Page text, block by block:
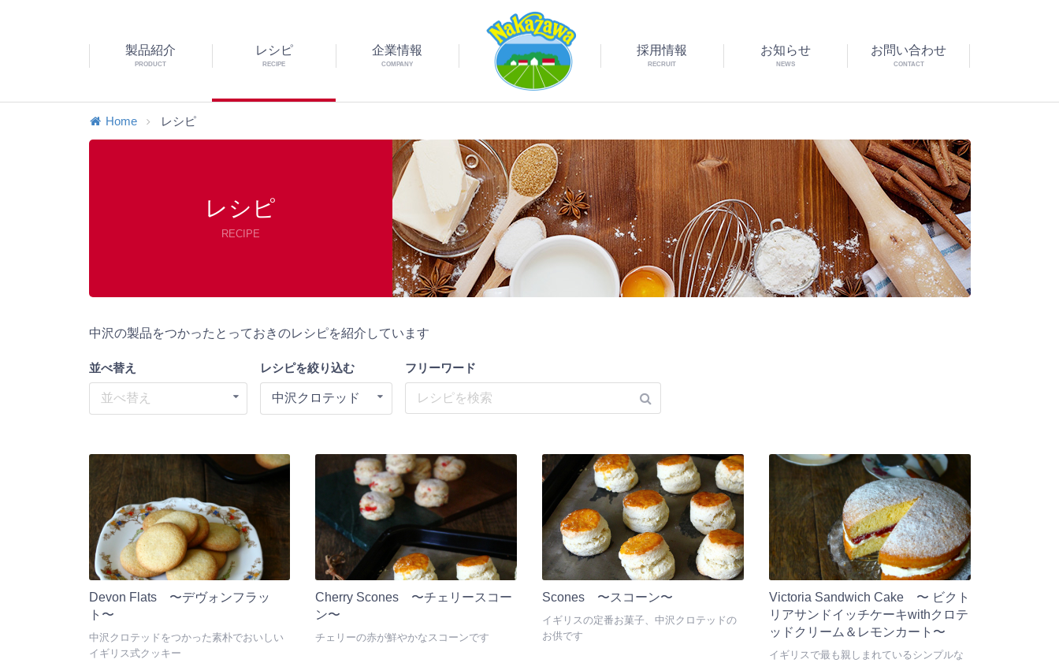
製品紹介
PRODUCT
レシピ
RECIPE
企業情報
COMPANY
採用情報
RECRUIT
お知らせ
NEWS
お問い合わせ
CONTACT
Home レシピ
レシピ
RECIPE
中沢の製品をつかったとっておきのレシピを紹介しています
並べ替え
並べ替え
レシピを絞り込む
中沢クロテッド
フリーワード
Devon Flats 〜デヴォンフラッ
ト〜
中沢クロテッドをつかった素朴でおいしい
イギリス式クッキー
Cherry Scones 〜チェリースコー
ン〜
チェリーの赤が鮮やかなスコーンです
Scones 〜スコーン〜
イギリスの定番お菓子、中沢クロテッドの
お供です
Victoria Sandwich Cake 〜 ビクト
リアサンドイッチケーキwithクロテ
ッドクリーム＆レモンカート〜
イギリスで最も親しまれているシンプルな